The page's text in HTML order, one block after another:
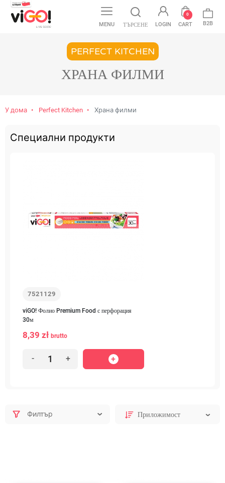
MENU ТЪРСЕНЕ LOGIN CART
0
B2B
PERFECT KITCHEN
ХРАНА ФИЛМИ
У дома Perfect Kitchen Храна филми
Специални продукти
7521129
viGO! Фолио Premium Food с перфорация
30м
8,39 zł brutto
- +
Филтър